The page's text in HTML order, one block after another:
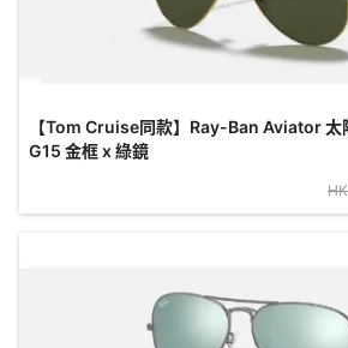
【Tom Cruise同款】Ray-Ban Aviator
G15 金框 x 綠鏡